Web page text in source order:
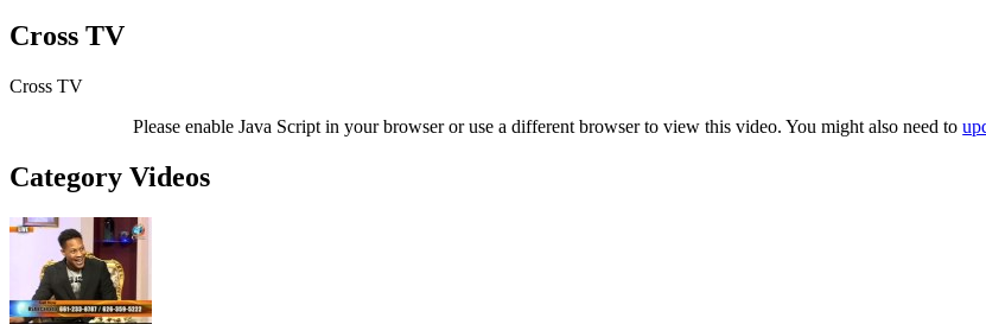
Cross TV
Cross TV
Please enable Java Script in your browser or use a different browser to view this video. You might also need to
Category Videos